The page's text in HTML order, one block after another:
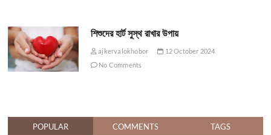
শিশুদের হার্ট সুস্থ রাখার উপায়
ajkervalokhobor
12 October 2024
No Comments
POPULAR COMMENTS TAGS